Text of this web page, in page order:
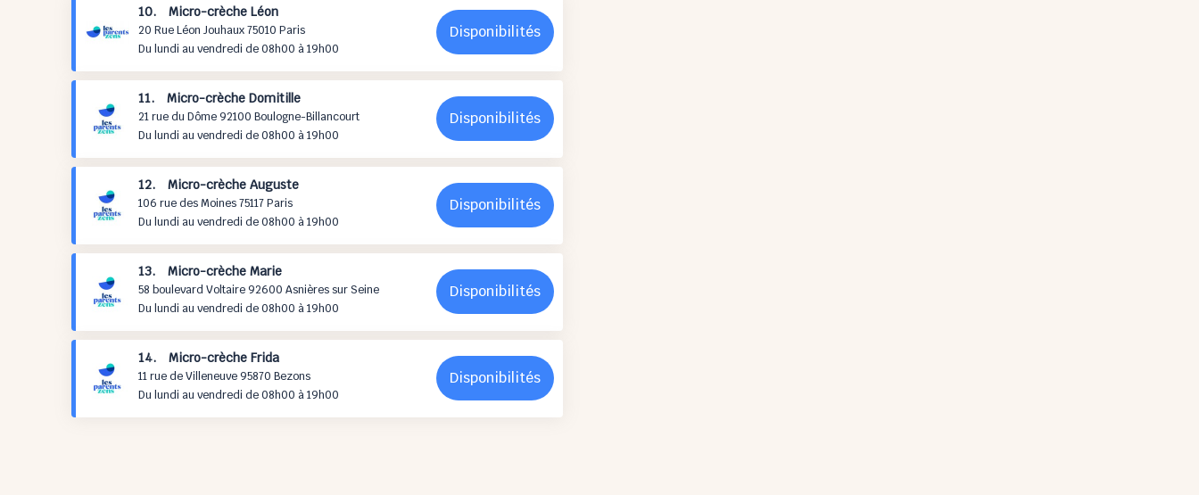
10. Micro-crèche Léon
20 Rue Léon Jouhaux 75010 Paris
Du lundi au vendredi de 08h00 à 19h00
Disponibilités
11. Micro-crèche Domitille
21 rue du Dôme 92100 Boulogne-Billancourt
Du lundi au vendredi de 08h00 à 19h00
Disponibilités
12. Micro-crèche Auguste
106 rue des Moines 75117 Paris
Du lundi au vendredi de 08h00 à 19h00
Disponibilités
13. Micro-crèche Marie
58 boulevard Voltaire 92600 Asnières sur Seine
Du lundi au vendredi de 08h00 à 19h00
Disponibilités
14. Micro-crèche Frida
11 rue de Villeneuve 95870 Bezons
Du lundi au vendredi de 08h00 à 19h00
Disponibilités